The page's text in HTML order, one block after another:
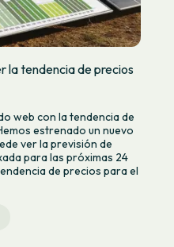
la tendencia de precios
web con la tendencia de
estrenado un nuevo
ver la previsión de
para las próximas 24
de precios para el